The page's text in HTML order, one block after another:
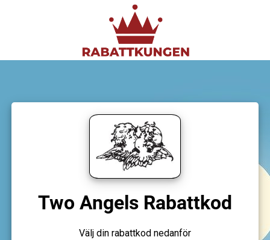
Two Angels Rabattkod
Välj din rabattkod nedanför